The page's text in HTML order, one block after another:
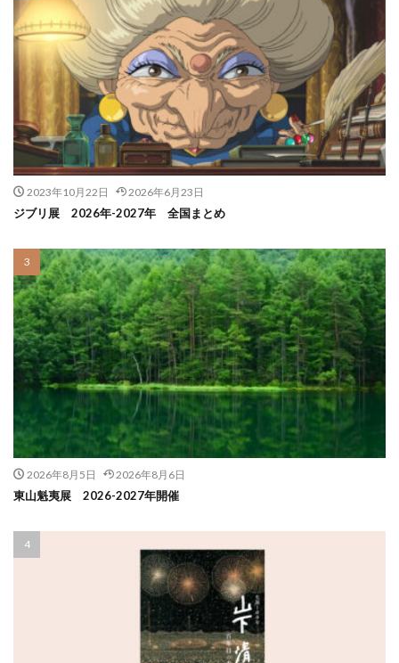
2023年10月22日 2026年6月23日
ジブリ展 2026年-2027年 全国まとめ
2026年8月5日 2026年8月6日
東山魁夷展 2026-2027年開催